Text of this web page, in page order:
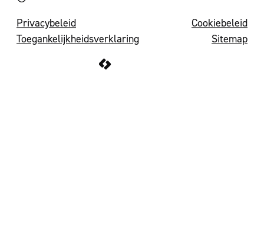
Privacybeleid
Cookiebeleid
Toegankelijkheidsverklaring
Sitemap